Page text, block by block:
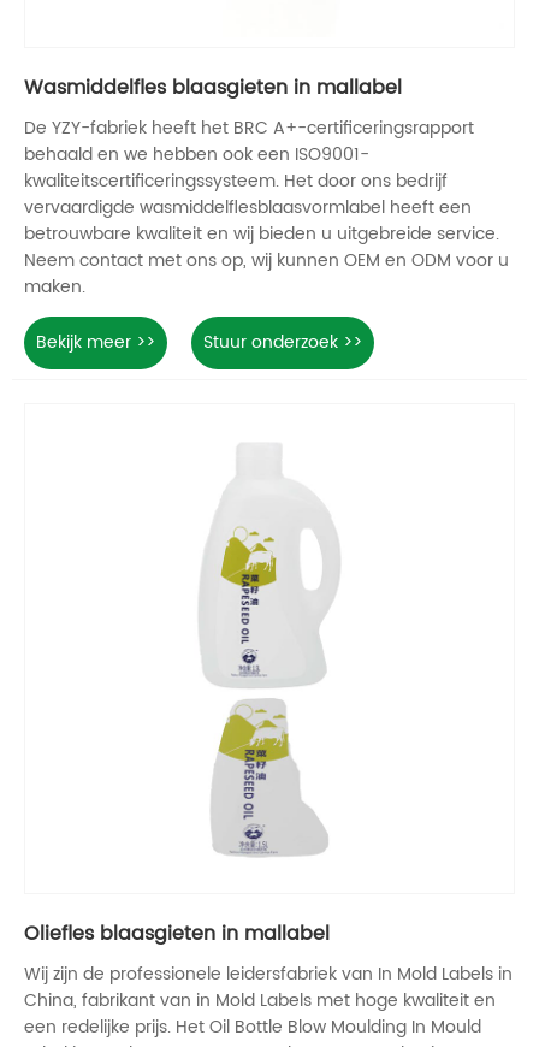
Wasmiddelfles blaasgieten in mallabel
De YZY-fabriek heeft het BRC A+-certificeringsrapport
behaald en we hebben ook een ISO9001-
kwaliteitscertificeringssysteem. Het door ons bedrijf
vervaardigde wasmiddelflesblaasvormlabel heeft een
betrouwbare kwaliteit en wij bieden u uitgebreide service.
Neem contact met ons op, wij kunnen OEM en ODM voor u
maken.
Bekijk meer >>
Stuur onderzoek >>
Oliefles blaasgieten in mallabel
Wij zijn de professionele leidersfabriek van In Mold Labels in
China, fabrikant van in Mold Labels met hoge kwaliteit en
een redelijke prijs. Het Oil Bottle Blow Moulding In Mould